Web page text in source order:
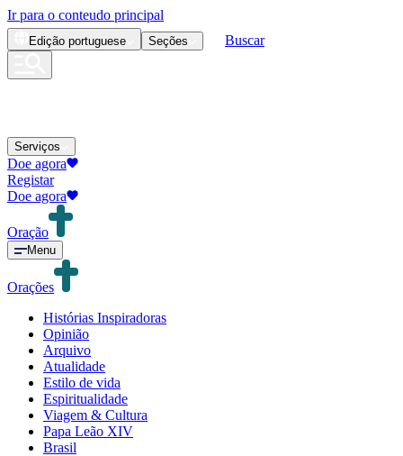
Ir para o conteudo principal
Edição portuguese Seções Buscar
Serviços
Doe agora
Registar
Doe agora
Oração
Menu
Orações
Histórias Inspiradoras
Opinião
Arquivo
Atualidade
Estilo de vida
Espiritualidade
Viagem & Cultura
Papa Leão XIV
Brasil